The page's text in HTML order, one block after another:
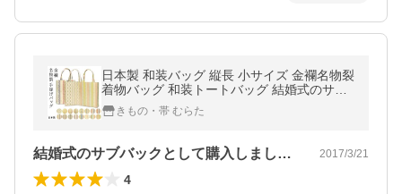
日本製 和装バッグ 縦長 小サイズ 金襴名物裂
着物バッグ 和装トートバッグ 結婚式のサブ
バッグ、お茶席、お稽古事に！送料無料
きもの・帯 むらた
結婚式のサブバックとして購入しました。… 2017/3/21
4